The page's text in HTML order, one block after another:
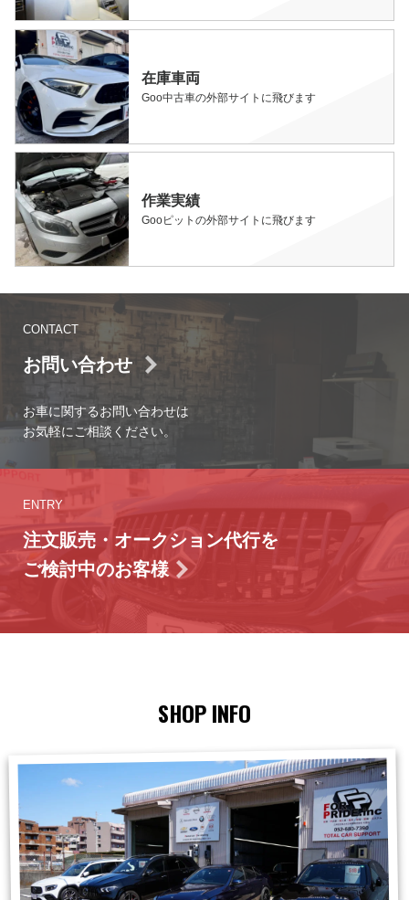
在庫車両
Goo中古車の外部サイトに飛びます
作業実績
Gooピットの外部サイトに飛びます
CONTACT
お問い合わせ
お車に関するお問い合わせは
お気軽にご相談ください。
ENTRY
注文販売・オークション代行を
ご検討中のお客様
SHOP INFO